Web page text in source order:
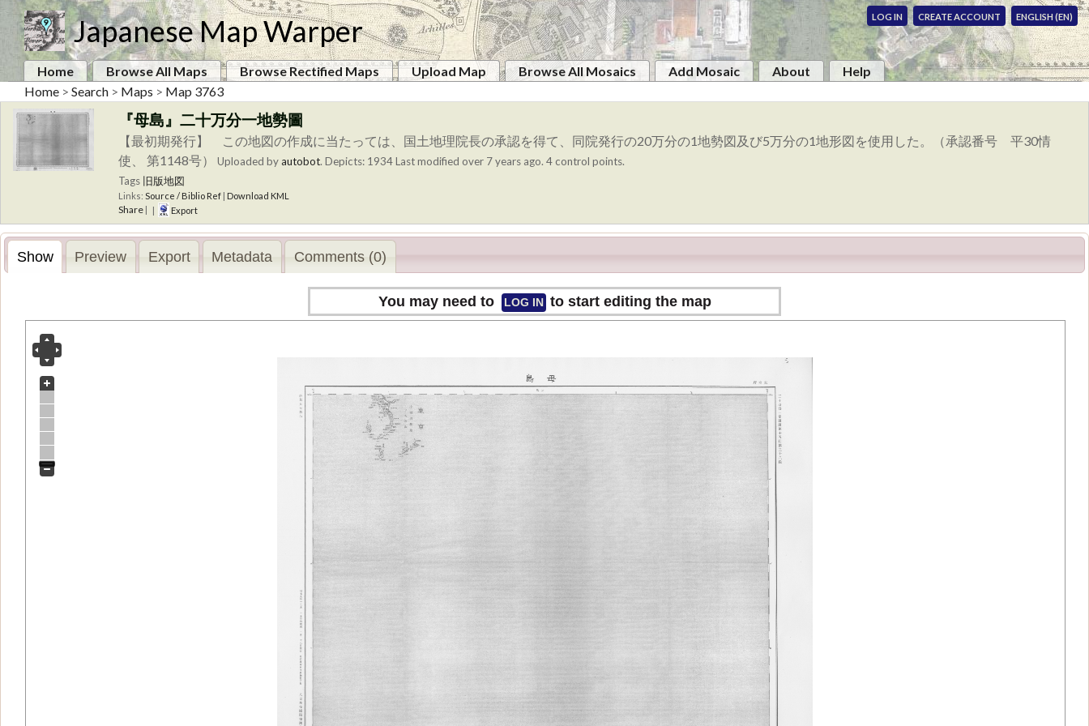
Japanese Map Warper LOG IN CREATE ACCOUNT ENGLISH (EN)
Home Browse All Maps Browse Rectified Maps Upload Map Browse All Mosaics Add Mosaic About
Help
Home > Search > Maps > Map 3763
『母島』二十万分一地勢圖
【最初期発行】 この地図の作成に当たっては、国土地理院長の承認を得て、同院発行の20万分の1地勢図及び5万分の1地形図を使用した。（承認番号 平30情
使、 第1148号） Uploaded byautobot. Depicts: 1934Last modified over 7 years ago. 4 control points.
Tags 旧版地図
Links: Source / Biblio Ref | Download KML
Share | | Export
Show Preview Export Metadata Comments (0)
You may need to LOG IN to start editing the map